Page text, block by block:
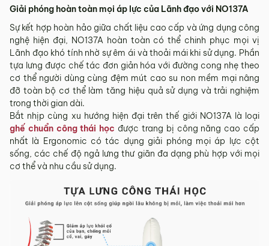
Giải phóng hoàn toàn mọi áp lực của Lãnh đạo với NO137A
Sự kết hợp hoàn hảo giữa chất liệu cao cấp và ứng dụng công
nghệ hiện đại, NO137A hoàn toàn có thể chinh phục mọi vị
Lãnh đạo khó tính nhờ sự êm ái và thoải mái khi sử dụng. Phần
tựa lưng được chế tác đơn giản hóa với đường cong nhẹ theo
cơ thể người dùng cùng đệm mút cao su non mềm mại nâng
đỡ toàn bộ cơ thể làm tăng hiệu quả sử dụng và trải nghiệm
trong thời gian dài.
Bắt nhịp cùng xu hướng hiện đại trên thế giới NO137A là loại
ghế chuẩn công thái học được trang bị công năng cao cấp
nhất là Ergonomic có tác dụng giải phóng mọi áp lực cột
sống, các chế độ ngả lưng thư giãn đa dạng phù hợp với mọi
cơ thể và nhu cầu sử dụng.